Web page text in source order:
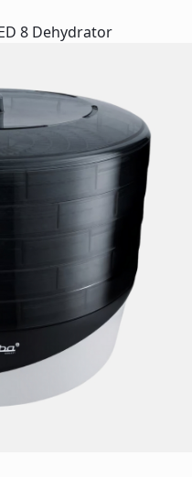
8 Dehydrator